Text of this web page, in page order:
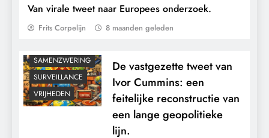
Van virale tweet naar Europees onderzoek.
Frits Corpelijn 8 maanden geleden
U verdedigt onze democratie niet: u stuurt
KLIMAATBEDROG
MACHT
SAMENZWERING
SURVEILLANCE
VRIJHEDEN
De vastgezette tweet van
Ivor Cummins: een
feitelijke reconstructie van
een lange geopolitieke
lijn.